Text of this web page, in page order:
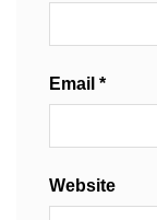
Email *
Website